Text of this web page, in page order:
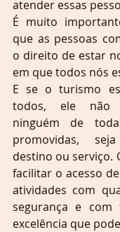
atender essas
É muito
que as pessoas
o direito de estar
em que todos nós
E se o turismo
todos, ele não
ninguém de
promovidas,
destino ou serviço.
facilitar o acesso
atividades com
segurança e
excelência que